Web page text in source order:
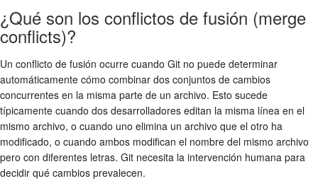
¿Qué son los conflictos de fusión (merge
conflicts)?
Un conflicto de fusión ocurre cuando Git no puede determinar
automáticamente cómo combinar dos conjuntos de cambios
concurrentes en la misma parte de un archivo. Esto sucede
típicamente cuando dos desarrolladores editan la misma línea en el
mismo archivo, o cuando uno elimina un archivo que el otro ha
modificado, o cuando ambos modifican el nombre del mismo archivo
pero con diferentes letras. Git necesita la intervención humana para
decidir qué cambios prevalecen.